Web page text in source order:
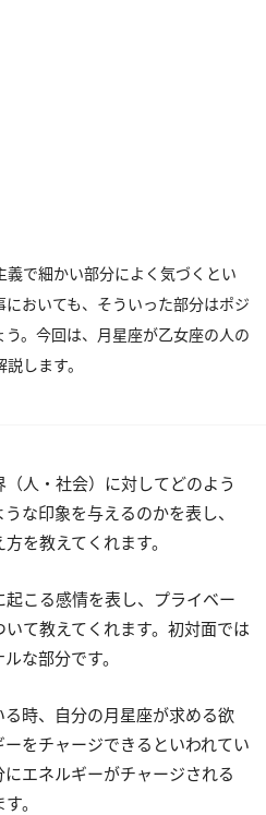
で細かい部分によく気づくとい
おいても、そういった部分はポジ
。今回は、月星座が乙女座の人の
します。
人・社会）に対してどのよう
な印象を与えるのかを表し、
を教えてくれます。
こる感情を表し、プライベー
て教えてくれます。初対面では
な部分です。
時、自分の月星座が求める欲
をチャージできるといわれてい
エネルギーがチャージされる
。